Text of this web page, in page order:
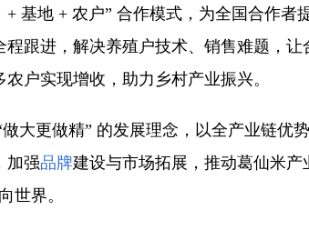
基地 + 农户” 合作模式，为全国合作者
跟进，解决养殖户技术、销售难题，
户实现增收，助力乡村产业振兴。
大更做精” 的发展理念，以全产业链优
加强品牌建设与市场拓展，推动葛仙米
世界。